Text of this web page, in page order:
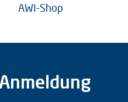
AWI-Shop